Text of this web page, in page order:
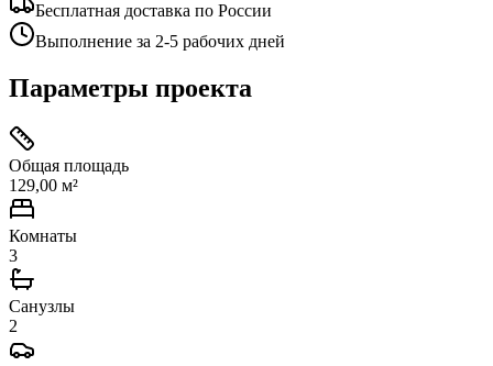
Бесплатная доставка по России
Выполнение за 2-5 рабочих дней
Параметры проекта
Общая площадь
129,00 м²
Комнаты
3
Санузлы
2